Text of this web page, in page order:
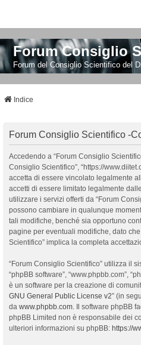
Forum Consiglio
Forum del Consiglio Scientifico del
Indice
Forum Consiglio Scientifico -
Accedendo a “Forum Consiglio
Consiglio Scientifico”, “https://
accetta di essere vincolato legalmente
accetti di essere limitato legalmente
utilizzare i servizi offerti da “Forum
possono cambiare in qualunque
tali modifiche, benché sia opportuno
pagine per eventuali modifiche, dato
Scientifico” implica la completa
“Forum Consiglio Scientifico” utilizza il
“phpBB software”, “www.phpbb.com”,
è un software per la creazione di
GNU General Public License v2” (in
da www.phpbb.com. Il software phpBB
phpBB Limited non è responsabile dei
ulteriori informazioni su phpBB: https://